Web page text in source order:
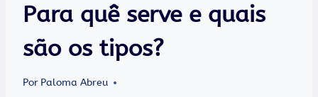
Para quê serve e quais
são os tipos?
Por Paloma Abreu